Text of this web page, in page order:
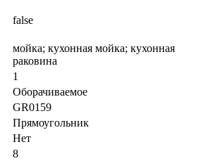
false
мойка; кухонная мойка; кухонная
раковина
1
Оборачиваемое
GR0159
Прямоугольник
Нет
8